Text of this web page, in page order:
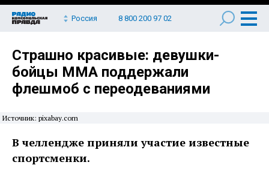
Россия 8 800 200 97 02
Страшно красивые: девушки-
бойцы MMA поддержали
флешмоб с переодеваниями
Источник: pixabay.com
В челлендже приняли участие известные
спортсменки.